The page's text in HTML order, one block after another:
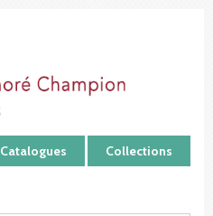
Catalogues Collections